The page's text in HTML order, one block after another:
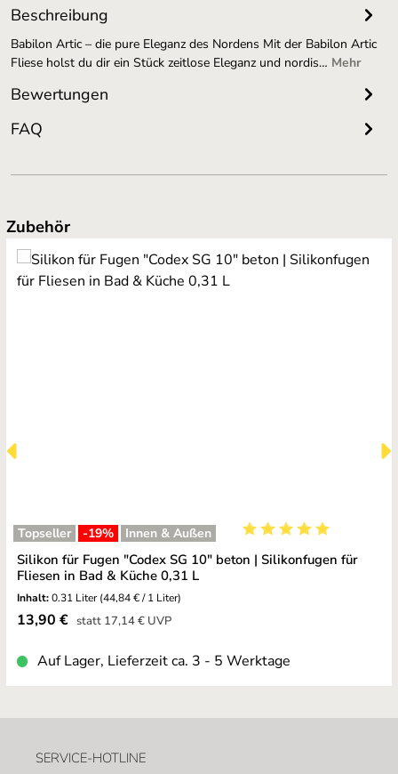
Beschreibung
Babilon Artic – die pure Eleganz des Nordens Mit der Babilon Artic
Fliese holst du dir ein Stück zeitlose Eleganz und nordis… Mehr
Bewertungen
FAQ
Produktgalerie überspringen
Zubehör
Topseller -19% Innen & Außen
Durchschnittliche
Silikon für Fugen "Codex SG 10" beton | Silikonfugen für
Fliesen in Bad & Küche 0,31 L
Inhalt:0.31 Liter(44,84 € / 1 Liter)
Verkaufspreis:
13,90 € statt Regulärer Preis:
17,14 €UVP
Auf Lager, Lieferzeit ca. 3 - 5 Werktage
SERVICE-HOTLINE